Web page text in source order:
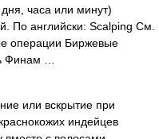
часа или минут)
По английски: Scalping См.
операции Биржевые
Финам …
или вскрытие при
индейцев